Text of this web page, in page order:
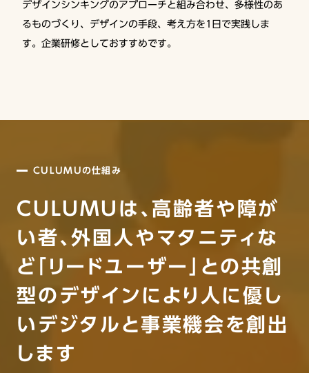
デザインシンキングのアプローチと組み合わせ、多様性のあ
るものづくり、デザインの手段、考え方を1日で実践しま
す。企業研修としておすすめです。
CULUMUの仕組み
CULUMUは、高齢者や障が
い者、外国人やマタニティな
ど「リードユーザー」との共創
型のデザインにより人に優し
いデジタルと事業機会を創出
します